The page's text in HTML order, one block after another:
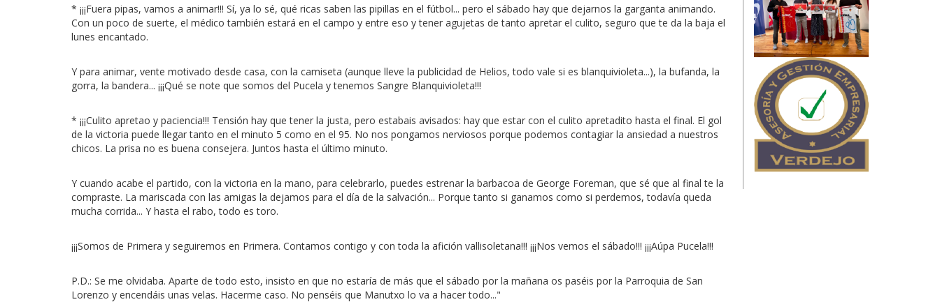
* ¡¡¡Fuera pipas, vamos a animar!!! Sí, ya lo sé, qué ricas saben las pipillas en el fútbol... pero el sábado hay que dejarnos la garganta animando.
Con un poco de suerte, el médico también estará en el campo y entre eso y tener agujetas de tanto apretar el culito, seguro que te da la baja el
lunes encantado.
Y para animar, vente motivado desde casa, con la camiseta (aunque lleve la publicidad de Helios, todo vale si es blanquivioleta...), la bufanda, la
gorra, la bandera... ¡¡¡Qué se note que somos del Pucela y tenemos Sangre Blanquivioleta!!!
* ¡¡¡Culito apretao y paciencia!!! Tensión hay que tener la justa, pero estabais avisados: hay que estar con el culito apretadito hasta el final. El gol
de la victoria puede llegar tanto en el minuto 5 como en el 95. No nos pongamos nerviosos porque podemos contagiar la ansiedad a nuestros
chicos. La prisa no es buena consejera. Juntos hasta el último minuto.
Y cuando acabe el partido, con la victoria en la mano, para celebrarlo, puedes estrenar la barbacoa de George Foreman, que sé que al final te la
compraste. La mariscada con las amigas la dejamos para el día de la salvación... Porque tanto si ganamos como si perdemos, todavía queda
mucha corrida... Y hasta el rabo, todo es toro.
¡¡¡Somos de Primera y seguiremos en Primera. Contamos contigo y con toda la afición vallisoletana!!! ¡¡¡Nos vemos el sábado!!! ¡¡¡Aúpa Pucela!!!
P.D.: Se me olvidaba. Aparte de todo esto, insisto en que no estaría de más que el sábado por la mañana os paséis por la Parroquia de San
Lorenzo y encendáis unas velas. Hacerme caso. No penséis que Manutxo lo va a hacer todo..."